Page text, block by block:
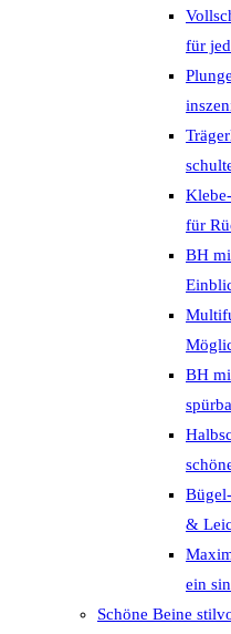
für
für
BH
BH
&
ein
Schöne Beine